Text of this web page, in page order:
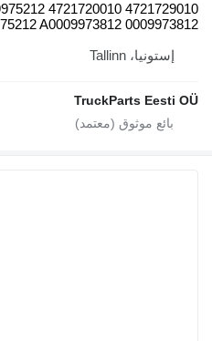
4721729010 4721720010 A0009975212
0009975212 A0009973812
TruckParts